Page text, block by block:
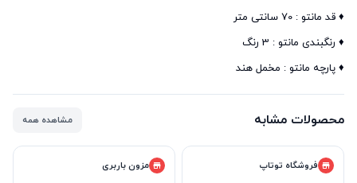
♦️ پارچه مانتو : مخمل هند
محصولات مشابه مشاهده همه
مزون باربری
فروشگاه توتاپ